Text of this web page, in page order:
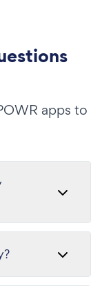
apps to